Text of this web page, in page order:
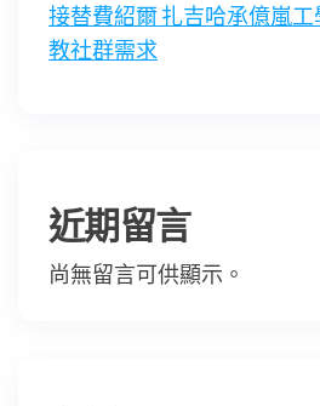
接替費紹爾 扎吉哈承億嵐
教社群需求
近期留言
尚無留言可供顯示。